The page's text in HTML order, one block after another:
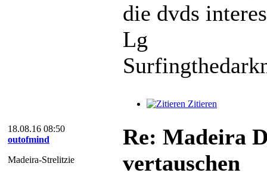
die dvds
Lg
Zitieren
18.08.16 08:50
outofmind
Madeira-Strelitzie
Re: Madeira
vertauschen